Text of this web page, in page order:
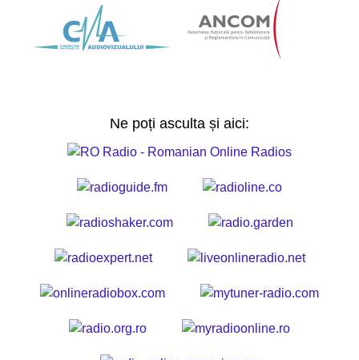
Ne poți asculta și aici: